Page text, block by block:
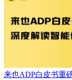
来也ADP白皮书重